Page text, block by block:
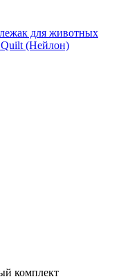
для животных
(Нейлон)
комплект